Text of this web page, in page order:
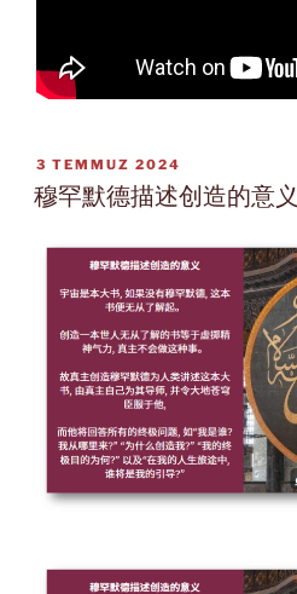
YAYIM
TARIHI
3 TEMMUZ 2024
穆罕默德描述创造的意义